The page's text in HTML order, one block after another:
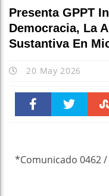
Presenta GPPT
Democracia, La
Sustantiva En
20 May 2026
*Comunicado 0462